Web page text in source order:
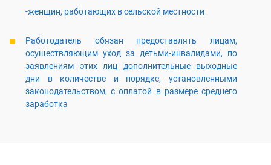
-женщин, работающих в сельской местности
Работодатель обязан предоставлять лицам,
осуществляющим уход за детьми-инвалидами, по
заявлениям этих лиц дополнительные выходные
дни в количестве и порядке, установленными
законодательством, с оплатой в размере среднего
заработка